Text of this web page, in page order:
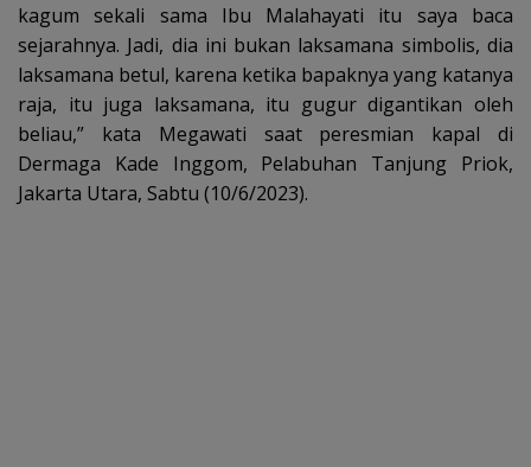
kagum sekali sama Ibu Malahayati itu saya baca
sejarahnya. Jadi, dia ini bukan laksamana simbolis, dia
laksamana betul, karena ketika bapaknya yang katanya
raja, itu juga laksamana, itu gugur digantikan oleh
beliau,” kata Megawati saat peresmian kapal di
Dermaga Kade Inggom, Pelabuhan Tanjung Priok,
Jakarta Utara, Sabtu (10/6/2023).